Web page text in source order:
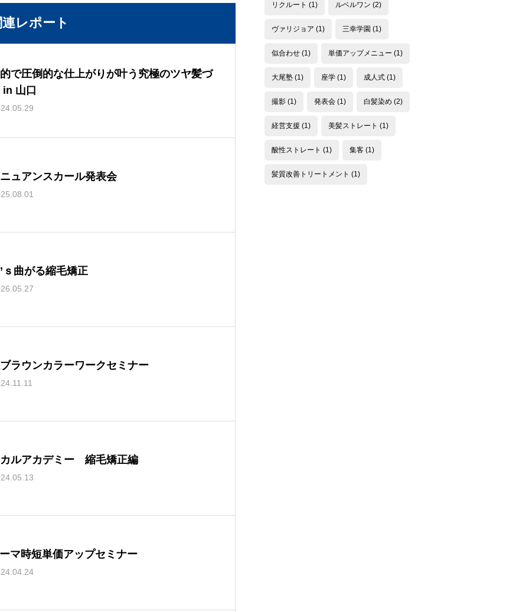
レポート
で圧倒的な仕上がりが叶う究極のツヤ髪づ
in 山口
ュアンスカール発表会
ｓ曲がる縮毛矯正
ラウンカラーワークセミナー
ルアカデミー 縮毛矯正編
マ時短単価アップセミナー
リクルート (1) ルベルワン (2)
ヴァリジョア (1) 三幸学園 (1)
似合わせ (1) 単価アップメニュー (1)
大尾塾 (1) 座学 (1) 成人式 (1)
撮影 (1) 発表会 (1) 白髪染め (2)
経営支援 (1) 美髪ストレート (1)
酸性ストレート (1) 集客 (1)
髪質改善トリートメント (1)